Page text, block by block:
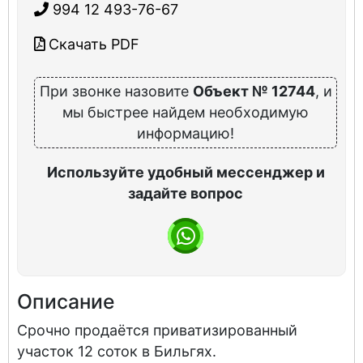
994 12 493-76-67
Скачать PDF
При звонке назовите Объект № 12744, и
мы быстрее найдем необходимую
информацию!
Используйте удобный мессенджер и
задайте вопрос
Описание
Срочно продаётся приватизированный
участок 12 соток в Бильгях.